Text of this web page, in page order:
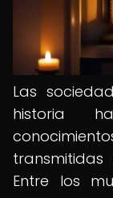
Las
historia
Entre los